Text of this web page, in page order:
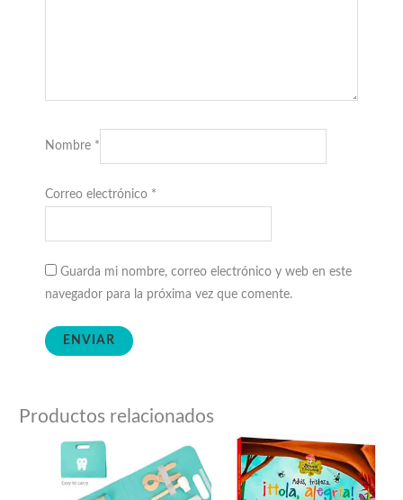
Nombre *
Correo electrónico *
Guarda mi nombre, correo electrónico y web en este
navegador para la próxima vez que comente.
Productos relacionados